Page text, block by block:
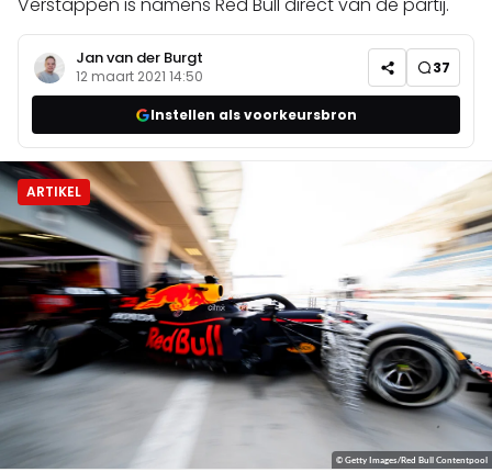
Verstappen is namens Red Bull direct van de partij.
Jan van der Burgt
12 maart 2021 14:50 37
Instellen als voorkeursbron
ARTIKEL
© Getty Images/Red Bull Contentpool